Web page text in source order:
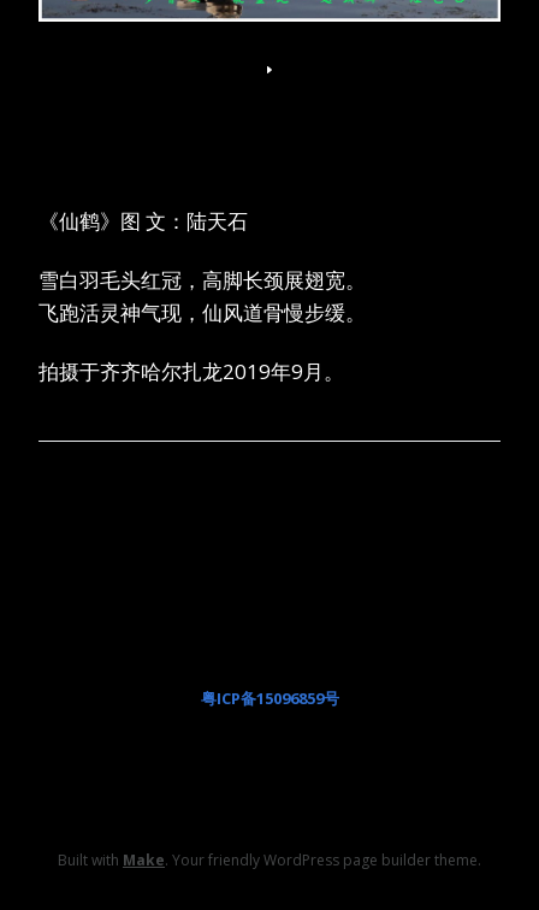
《仙鹤》图 文：陆天石
雪白羽毛头红冠，高脚长颈展翅宽。
飞跑活灵神气现，仙风道骨慢步缓。
拍摄于齐齐哈尔扎龙2019年9月。
粤ICP备15096859号
Built with Make. Your friendly WordPress page builder theme.